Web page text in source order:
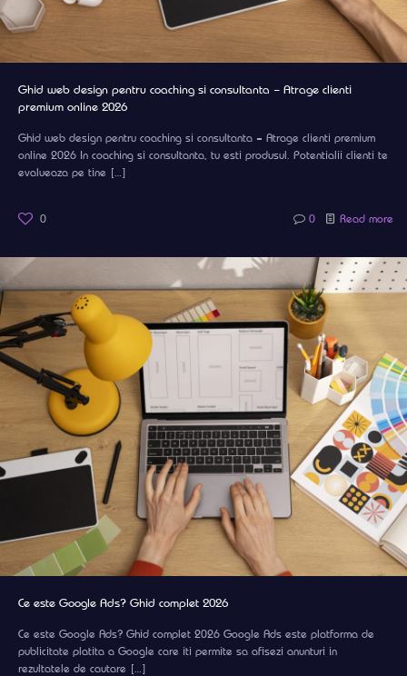
Ghid web design pentru coaching si consultanta – Atrage clienti
premium online 2026
Ghid web design pentru coaching si consultanta – Atrage clienti premium
online 2026 In coaching si consultanta, tu esti produsul. Potentialii clienti te
evalueaza pe tine […]
0 0 Read more
Ce este Google Ads? Ghid complet 2026
Ce este Google Ads? Ghid complet 2026 Google Ads este platforma de
publicitate platita a Google care iti permite sa afisezi anunturi in
rezultatele de cautare […]